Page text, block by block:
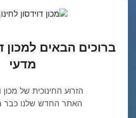
ברוכים הבאים למכון
מדעי
הזרוע החינוכית של מכון
האתר החדש שלנו כבר